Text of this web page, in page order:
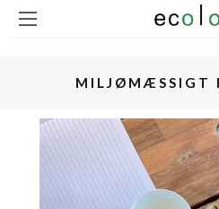
MILJØMÆSSIGT